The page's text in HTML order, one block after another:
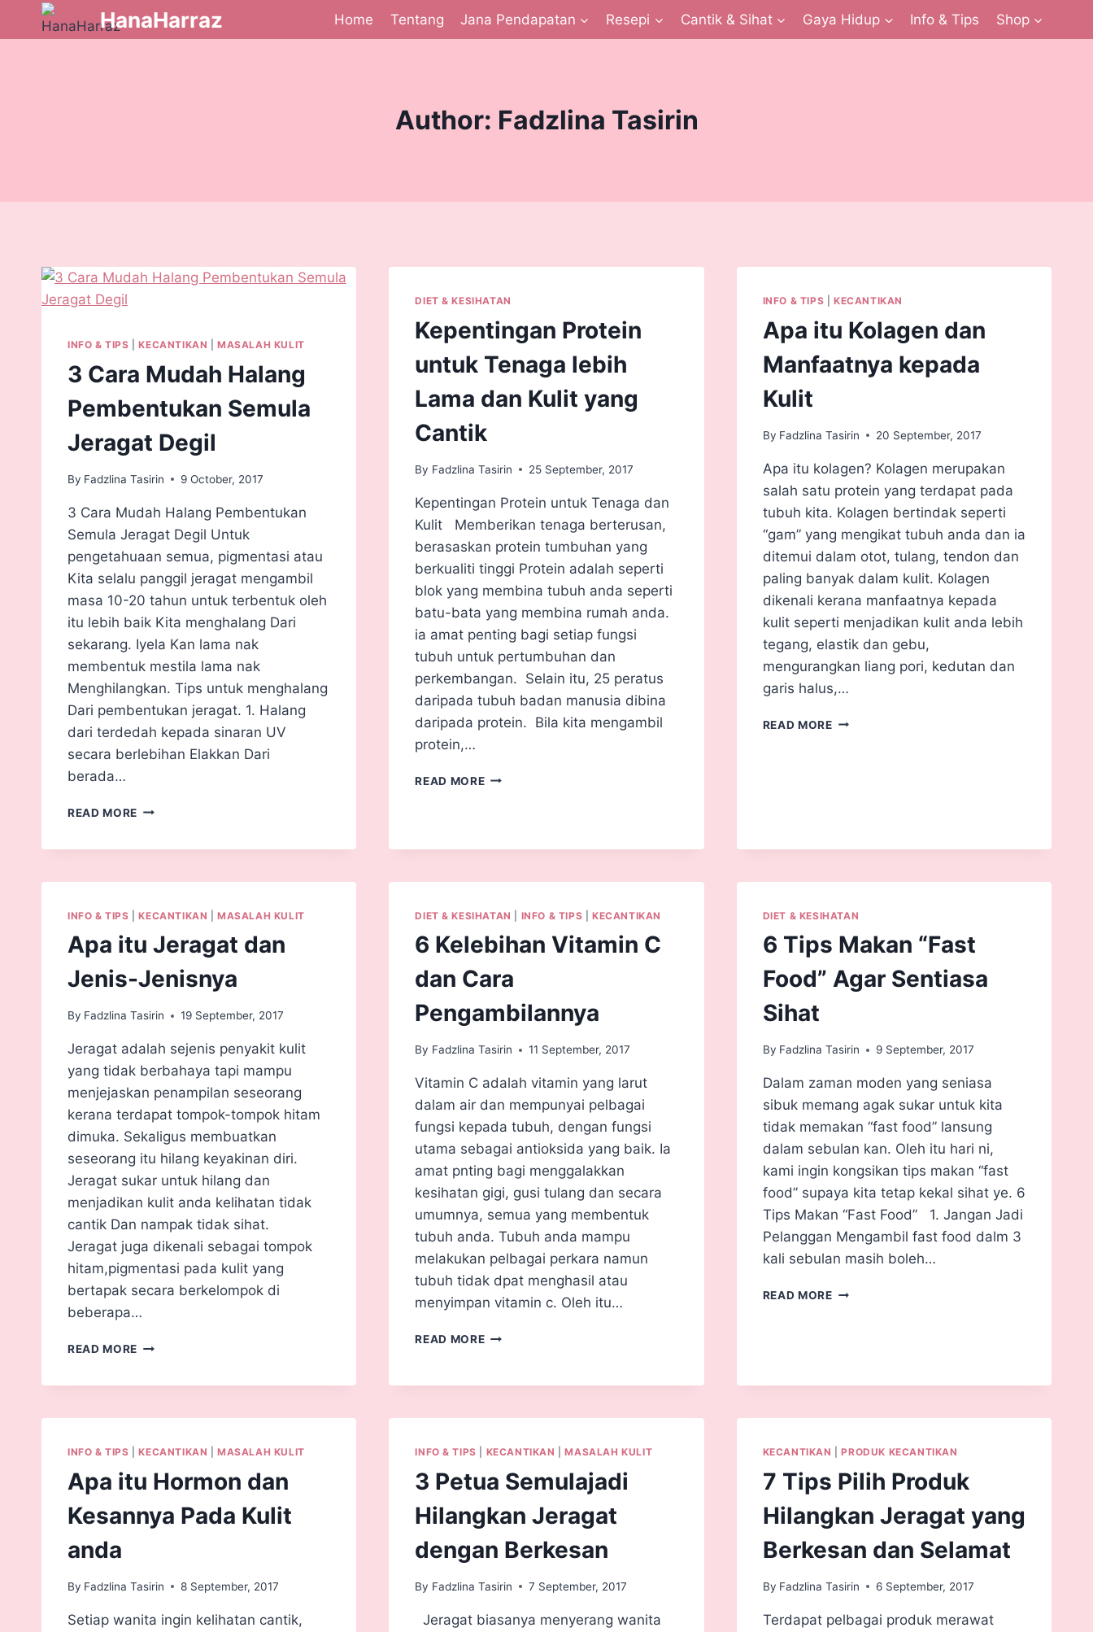
HanaHarraz Home Tentang Jana Pendapatan Resepi Cantik & Sihat Gaya Hidup Info & Tips Shop
Author: Fadzlina Tasirin
INFO & TIPS |KECANTIKAN |MASALAH KULIT
3 Cara Mudah Halang
Pembentukan Semula
Jeragat Degil
By Fadzlina Tasirin 9 October, 2017
3 Cara Mudah Halang Pembentukan
Semula Jeragat Degil Untuk
pengetahuaan semua, pigmentasi atau
Kita selalu panggil jeragat mengambil
masa 10-20 tahun untuk terbentuk oleh
itu lebih baik Kita menghalang Dari
sekarang. Iyela Kan lama nak
membentuk mestila lama nak
Menghilangkan. Tips untuk menghalang
Dari pembentukan jeragat. 1. Halang
dari terdedah kepada sinaran UV
secara berlebihan Elakkan Dari
berada…
READ MORE
DIET & KESIHATAN
Kepentingan Protein
untuk Tenaga lebih
Lama dan Kulit yang
Cantik
By Fadzlina Tasirin 25 September, 2017
Kepentingan Protein untuk Tenaga dan
Kulit Memberikan tenaga berterusan,
berasaskan protein tumbuhan yang
berkualiti tinggi Protein adalah seperti
blok yang membina tubuh anda seperti
batu-bata yang membina rumah anda.
ia amat penting bagi setiap fungsi
tubuh untuk pertumbuhan dan
perkembangan. Selain itu, 25 peratus
daripada tubuh badan manusia dibina
daripada protein. Bila kita mengambil
protein,…
READ MORE
INFO & TIPS KECANTIKAN
Apa itu Kolagen dan
Manfaatnya kepada
Kulit
By Fadzlina Tasirin 20 September, 2017
Apa itu kolagen? Kolagen merupakan
salah satu protein yang terdapat pada
tubuh kita. Kolagen bertindak seperti
“gam” yang mengikat tubuh anda dan ia
ditemui dalam otot, tulang, tendon dan
paling banyak dalam kulit. Kolagen
dikenali kerana manfaatnya kepada
kulit seperti menjadikan kulit anda lebih
tegang, elastik dan gebu,
mengurangkan liang pori, kedutan dan
garis halus,…
READ MORE
INFO & TIPS |KECANTIKAN |MASALAH KULIT
Apa itu Jeragat dan
Jenis-Jenisnya
By Fadzlina Tasirin 19 September, 2017
Jeragat adalah sejenis penyakit kulit
yang tidak berbahaya tapi mampu
menjejaskan penampilan seseorang
kerana terdapat tompok-tompok hitam
dimuka. Sekaligus membuatkan
seseorang itu hilang keyakinan diri.
Jeragat sukar untuk hilang dan
menjadikan kulit anda kelihatan tidak
cantik Dan nampak tidak sihat.
Jeragat juga dikenali sebagai tompok
hitam,pigmentasi pada kulit yang
bertapak secara berkelompok di
beberapa…
READ MORE
DIET & KESIHATAN INFO & TIPS KECANTIKAN
6 Kelebihan Vitamin C
dan Cara
Pengambilannya
By Fadzlina Tasirin 11 September, 2017
Vitamin C adalah vitamin yang larut
dalam air dan mempunyai pelbagai
fungsi kepada tubuh, dengan fungsi
utama sebagai antioksida yang baik. Ia
amat pnting bagi menggalakkan
kesihatan gigi, gusi tulang dan secara
umumnya, semua yang membentuk
tubuh anda. Tubuh anda mampu
melakukan pelbagai perkara namun
tubuh tidak dpat menghasil atau
menyimpan vitamin c. Oleh itu…
READ MORE
DIET & KESIHATAN
6 Tips Makan “Fast
Food” Agar Sentiasa
Sihat
By Fadzlina Tasirin 9 September, 2017
Dalam zaman moden yang seniasa
sibuk memang agak sukar untuk kita
tidak memakan “fast food” lansung
dalam sebulan kan. Oleh itu hari ni,
kami ingin kongsikan tips makan “fast
food” supaya kita tetap kekal sihat ye. 6
Tips Makan “Fast Food” 1. Jangan Jadi
Pelanggan Mengambil fast food dalm 3
kali sebulan masih boleh…
READ MORE
INFO & TIPS |KECANTIKAN |MASALAH KULIT
Apa itu Hormon dan
Kesannya Pada Kulit
anda
By Fadzlina Tasirin 8 September, 2017
Setiap wanita ingin kelihatan cantik,
INFO & TIPS KECANTIKAN |MASALAH KULIT
3 Petua Semulajadi
Hilangkan Jeragat
dengan Berkesan
By Fadzlina Tasirin 7 September, 2017
Jeragat biasanya menyerang wanita
KECANTIKAN |PRODUK KECANTIKAN
7 Tips Pilih Produk
Hilangkan Jeragat yang
Berkesan dan Selamat
By Fadzlina Tasirin 6 September, 2017
Terdapat pelbagai produk merawat